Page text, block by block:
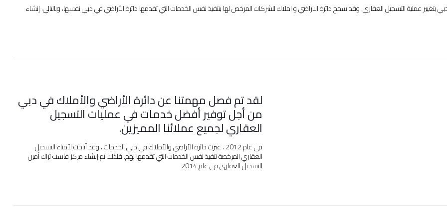
في دبي بتغيير عملية التسجيل العقاري. وقد سمح دائرة الاراضي و املاك للشركات المرخص لها بتنفيذ نفس الخدمات التي تقدمها دائرة الأراضي في دبي نفسها، وبالتالي، إنشاء
لقد تم فصل مهمتنا عن دائرة الأراضي والأملاك في دبي
من أجل توفير أفضل خدمات في عمليات التسجيل
العقاري لجميع عملائنا المميزين.
في عام 2012 ، غيرت دائرة الأراضي والأملاك في دبي الخدمات ، وقد أتاحت لأمناء التسحيل
العقاري المرخصة تنفيذ نفس الخدمات التي تقدمها لهم. فلذلك تم إنشاء مركز فاست تراك أمين
التسجيل العقاري في عام 2014